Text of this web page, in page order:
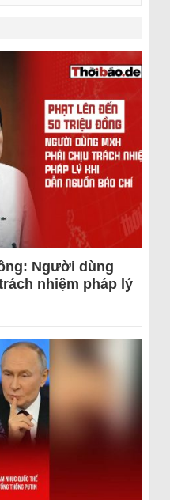
Người dùng
nhiệm pháp lý